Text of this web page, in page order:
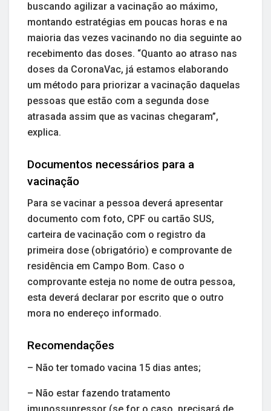
buscando agilizar a vacinação ao máximo,
montando estratégias em poucas horas e na
maioria das vezes vacinando no dia seguinte ao
recebimento das doses. “Quanto ao atraso nas
doses da CoronaVac, já estamos elaborando
um método para priorizar a vacinação daquelas
pessoas que estão com a segunda dose
atrasada assim que as vacinas chegaram”,
explica.
Documentos necessários para a
vacinação
Para se vacinar a pessoa deverá apresentar
documento com foto, CPF ou cartão SUS,
carteira de vacinação com o registro da
primeira dose (obrigatório) e comprovante de
residência em Campo Bom. Caso o
comprovante esteja no nome de outra pessoa,
esta deverá declarar por escrito que o outro
mora no endereço informado.
Recomendações
– Não ter tomado vacina 15 dias antes;
– Não estar fazendo tratamento
imunossupressor (se for o caso, precisará de